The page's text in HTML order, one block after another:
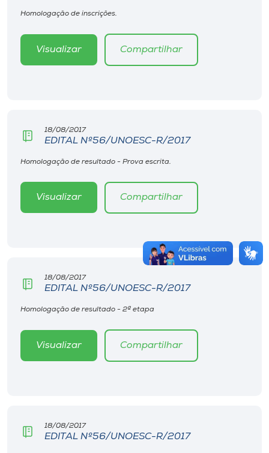
Homologação de inscrições.
Visualizar Compartilhar
18/08/2017
EDITAL Nº56/UNOESC-R/2017
Homologação de resultado - Prova escrita.
Visualizar Compartilhar
18/08/2017
EDITAL Nº56/UNOESC-R/2017
Homologação de resultado - 2ª etapa
Visualizar Compartilhar
18/08/2017
EDITAL Nº56/UNOESC-R/2017